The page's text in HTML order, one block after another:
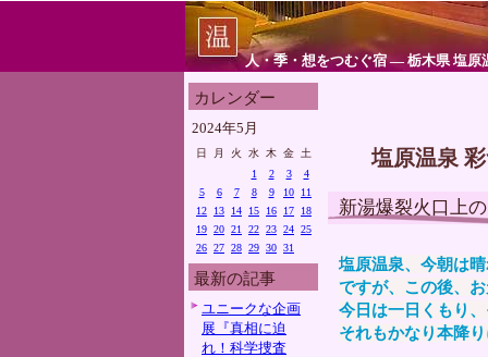
人・季・想をつむぐ宿 ― 栃木県 塩原
カレンダー
2024年5月
日 月 火 水 木 金
土
1
2 3
4
5
6 7 8 9 10
11
12
13 14 15 16 17
18
19 20 21 22 23 24 25
26 27 28 29 30 31
最新の記事
ユニークな企画
展『真相に迫
れ！科学捜査
塩原温泉
新湯爆裂火口上
塩原温泉、今朝は
ですが、この後、
今日は一日くもり
それもかなり本降